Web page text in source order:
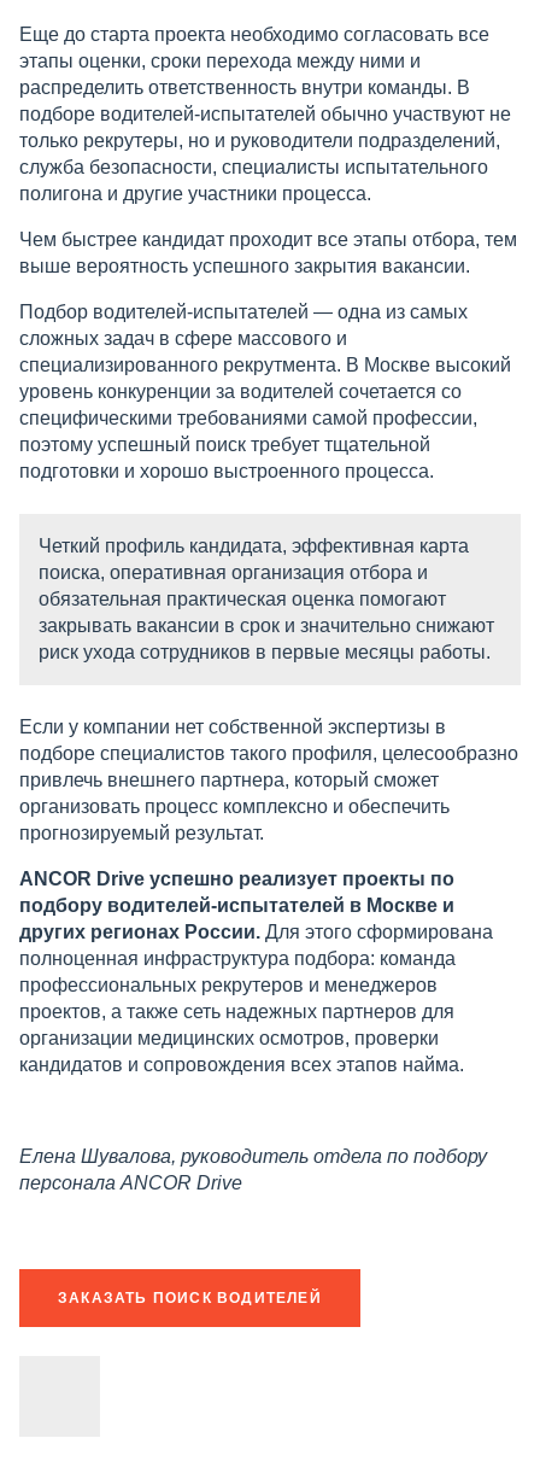
Еще до старта проекта необходимо согласовать все
этапы оценки, сроки перехода между ними и
распределить ответственность внутри команды. В
подборе водителей-испытателей обычно участвуют не
только рекрутеры, но и руководители подразделений,
служба безопасности, специалисты испытательного
полигона и другие участники процесса.
Чем быстрее кандидат проходит все этапы отбора, тем
выше вероятность успешного закрытия вакансии.
Подбор водителей-испытателей — одна из самых
сложных задач в сфере массового и
специализированного рекрутмента. В Москве высокий
уровень конкуренции за водителей сочетается со
специфическими требованиями самой профессии,
поэтому успешный поиск требует тщательной
подготовки и хорошо выстроенного процесса.
Четкий профиль кандидата, эффективная карта
поиска, оперативная организация отбора и
обязательная практическая оценка помогают
закрывать вакансии в срок и значительно снижают
риск ухода сотрудников в первые месяцы работы.
Если у компании нет собственной экспертизы в
подборе специалистов такого профиля, целесообразно
привлечь внешнего партнера, который сможет
организовать процесс комплексно и обеспечить
прогнозируемый результат.
ANCOR Drive успешно реализует проекты по
подбору водителей-испытателей в Москве и
других регионах России. Для этого сформирована
полноценная инфраструктура подбора: команда
профессиональных рекрутеров и менеджеров
проектов, а также сеть надежных партнеров для
организации медицинских осмотров, проверки
кандидатов и сопровождения всех этапов найма.
Елена Шувалова, руководитель отдела по подбору
персонала ANCOR Drive
ЗАКАЗАТЬ ПОИСК ВОДИТЕЛЕЙ